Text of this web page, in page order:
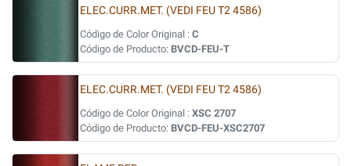
ELEC.CURR.MET. (VEDI FEU T2 4586)
Código de Color Original : C
Código de Producto: BVCD-FEU-T
ELEC.CURR.MET. (VEDI FEU T2 4586)
Código de Color Original : XSC 2707
Código de Producto: BVCD-FEU-XSC2707